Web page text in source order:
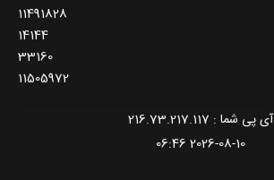
11491828
14144
33160
11505972
آی پی شما : 216.73.217.117
2026-08-10 06:46